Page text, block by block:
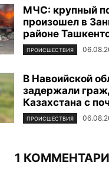
МЧС: крупный
произошел в
районе
ПРОИСШЕСТВИЯ
В Навоийской
задержали
Казахстана с
ПРОИСШЕСТВИЯ
1